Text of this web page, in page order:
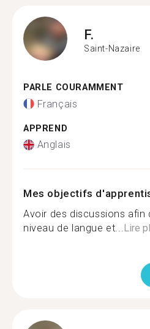
F.
Saint-Nazaire
PARLE COURAMMENT
Français
APPREND
Anglais
Mes objectifs
Avoir des discussions afin
niveau de langue et...Lire